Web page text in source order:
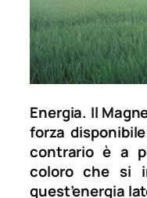
Energia. Il
forza
contrario è a
coloro che si
quest’energia